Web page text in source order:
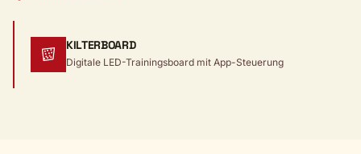
KILTERBOARD
Digitale LED-Trainingsboard mit App-Steuerung